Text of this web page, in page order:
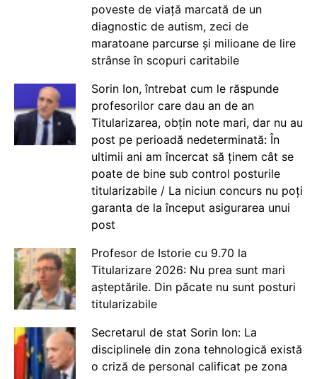
poveste de viață marcată de un
diagnostic de autism, zeci de
maratoane parcurse și milioane de lire
strânse în scopuri caritabile
Sorin Ion, întrebat cum le răspunde
profesorilor care dau an de an
Titularizarea, obțin note mari, dar nu au
post pe perioadă nedeterminată: În
ultimii ani am încercat să ținem cât se
poate de bine sub control posturile
titularizabile / La niciun concurs nu poți
garanta de la început asigurarea unui
post
Profesor de Istorie cu 9.70 la
Titularizare 2026: Nu prea sunt mari
așteptările. Din păcate nu sunt posturi
titularizabile
Secretarul de stat Sorin Ion: La
disciplinele din zona tehnologică există
o criză de personal calificat pe zona